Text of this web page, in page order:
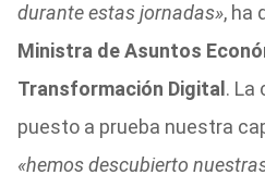
durante estas jornadas», ha
Ministra de Asuntos
Transformación Digital . La
puesto a prueba nuestra
«hemos descubierto